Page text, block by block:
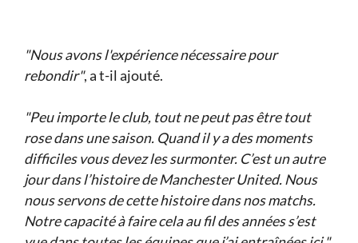
"Nous avons l'expérience nécessaire pour
rebondir", a t-il ajouté.
"Peu importe le club, tout ne peut pas être tout
rose dans une saison. Quand il y a des moments
difficiles vous devez les surmonter. C’est un autre
jour dans l’histoire de Manchester United. Nous
nous servons de cette histoire dans nos matchs.
Notre capacité à faire cela au fil des années s’est